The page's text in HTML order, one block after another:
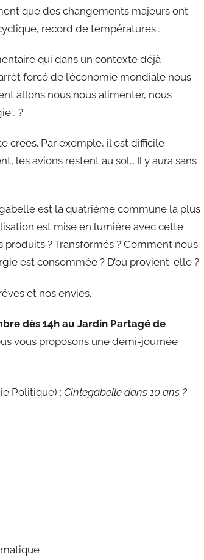
que des changements majeurs ont
record de températures…
qui dans un contexte déjà
forcé de l’économie mondiale nous
allons nous nous alimenter, nous
?
créés. Par exemple, il est difficile
les avions restent au sol… Il y aura sans
est la quatrième commune la plus
est mise en lumière avec cette
? Transformés ? Comment nous
est consommée ? D’où provient-elle ?
et nos envies.
dès 14h au Jardin Partagé de
vous proposons une demi-journée
Politique) :Cintegabelle dans 10 ans ?